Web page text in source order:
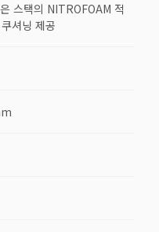
스택의 NITROFOAM 적
셔닝 제공